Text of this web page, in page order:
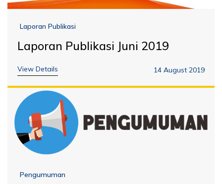
Laporan Publikasi
Laporan Publikasi Juni 2019
View Details 14 August 2019
Pengumuman